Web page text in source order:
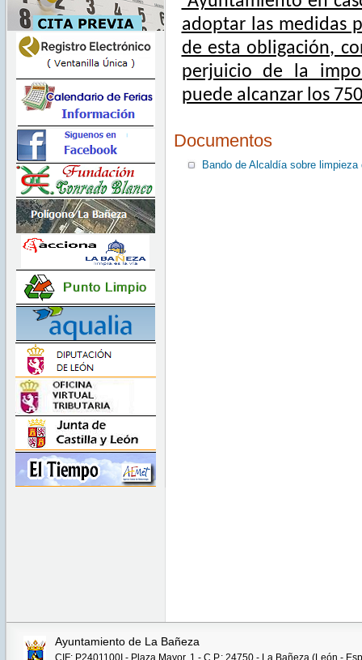
adoptar las medidas
de esta obligación,
perjuicio de la
puede alcanzar los
Documentos
Bando de Alcaldía sobre
Ayuntamiento de La Bañeza
CIF: P2401100I - Plaza Mayor, 1 - C.P.: 24750 - La Bañeza (León -